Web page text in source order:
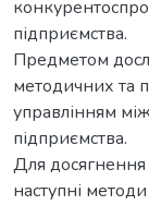
підприємства.
Предметом
методичних та
управлінням
підприємства.
Для досягнення
наступні методи